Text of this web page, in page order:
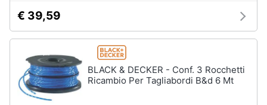
€ 39,59
BLACK & DECKER - Conf. 3 Rocchetti
Ricambio Per Tagliabordi B&d 6 Mt